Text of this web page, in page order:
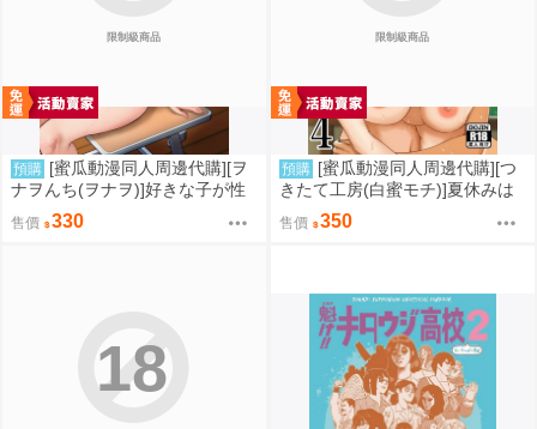
限制級商品
預購 [蜜瓜動漫同人周邊代購][ヲ
ナヲんち(ヲナヲ)]好きな子が性
処理係に選ばれる話(同人誌)
售價 330
限制級商品
預購 [蜜瓜動漫同人周邊代購][つ
きたて工房(白蜜モチ)]夏休みは
お姉ちゃんといっしょに4(同人
誌)
售價 350
18